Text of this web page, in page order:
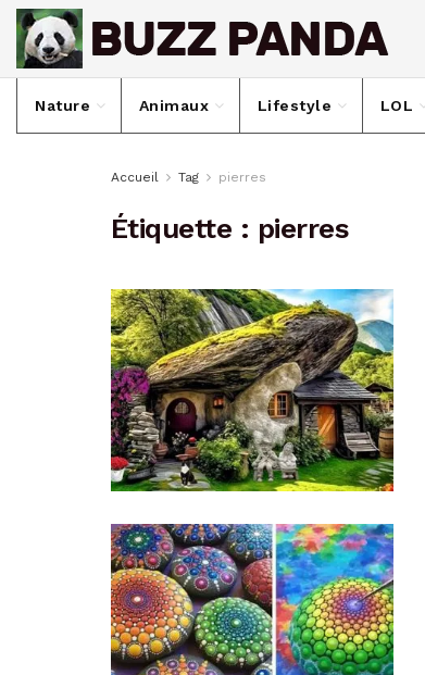
Nature Animaux Lifestyle LOL
Accueil Tag pierres
Étiquette : pierres